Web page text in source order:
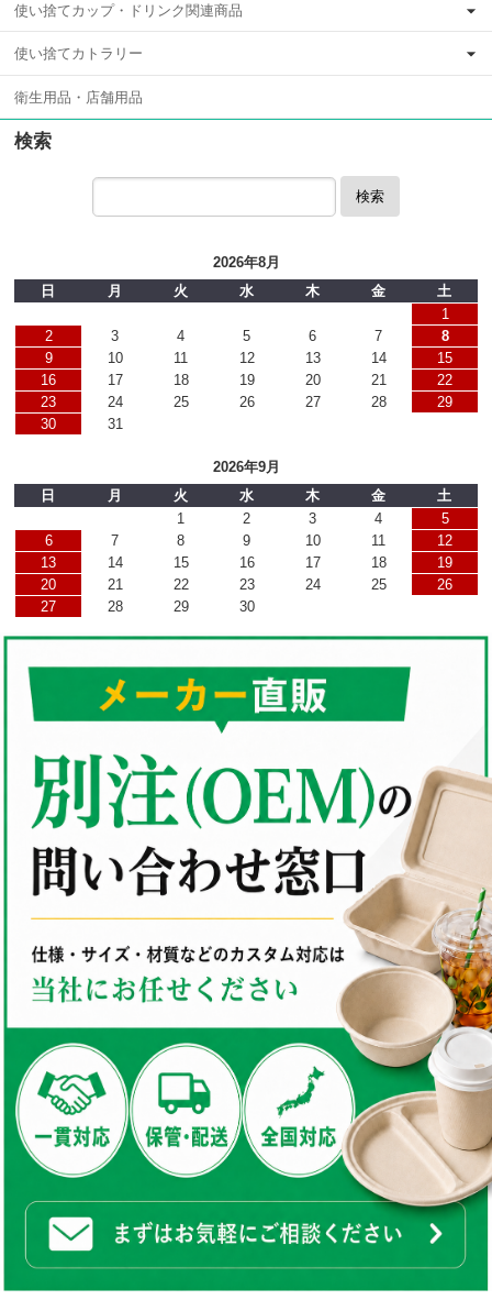
使い捨てカップ・ドリンク関連商品
使い捨てカトラリー
衛生用品・店舗用品
検索
検索
2026年8月
日
月 火 水 木 金
土
1
2
3 4 5 6 7
8
9
10 11 12 13 14
15
16
17 18 19 20 21
22
23
24 25 26 27 28
29
30
31
2026年9月
日
月 火 水 木 金
土
1
2 3 4
5
6
7 8 9 10 11
12
13
14 15 16 17 18
19
20
21 22 23 24 25
26
27
28 29 30